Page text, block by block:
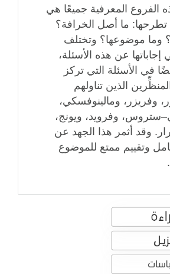
الفروع المعرفية جميعًا هي
تطرحها: ما أصل الخرافة؟
وما موضوعها؟ وتختلف
عن هذه الأسئلة،
في الأسئلة التي تركز
الذين تناولهم
وفريزر، ومالينوفسكي،
وفرويد، ويونج،
وقد أثمر هذا الجهد عن
وتقييم ممتع للموضوع